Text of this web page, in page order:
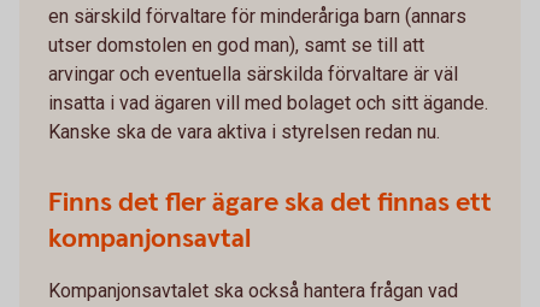
en särskild förvaltare för minderåriga barn (annars
utser domstolen en god man), samt se till att
arvingar och eventuella särskilda förvaltare är väl
insatta i vad ägaren vill med bolaget och sitt ägande.
Kanske ska de vara aktiva i styrelsen redan nu.
Finns det fler ägare ska det finnas ett
kompanjonsavtal
Kompanjonsavtalet ska också hantera frågan vad